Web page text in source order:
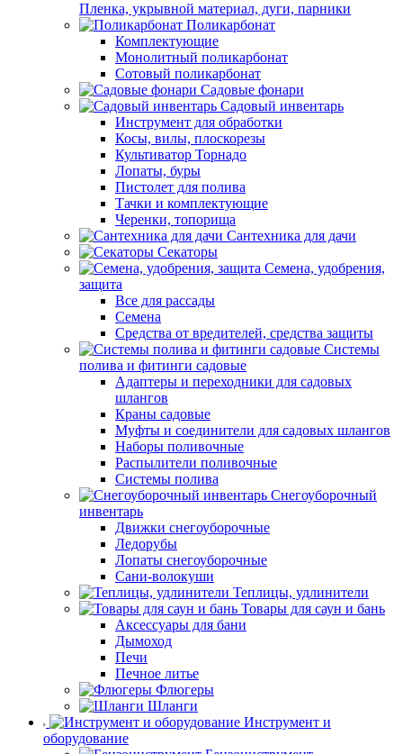
Пленка, укрывной материал, дуги, парники
Поликарбонат
Комплектующие
Монолитный поликарбонат
Сотовый поликарбонат
Садовые фонари
Садовый инвентарь
Инструмент для обработки
Косы, вилы, плоскорезы
Культиватор Торнадо
Лопаты, буры
Пистолет для полива
Тачки и комплектующие
Черенки, топорища
Сантехника для дачи
Секаторы
Семена, удобрения,
защита
Все для рассады
Семена
Средства от вредителей, средства защиты
Системы
полива и фитинги садовые
Адаптеры и переходники для садовых
шлангов
Краны садовые
Муфты и соединители для садовых шлангов
Наборы поливочные
Распылители поливочные
Системы полива
Снегоуборочный
инвентарь
Движки снегоуборочные
Ледорубы
Лопаты снегоуборочные
Сани-волокуши
Теплицы, удлинители
Товары для саун и бань
Аксессуары для бани
Дымоход
Печи
Печное литье
Флюгеры
Шланги
Инструмент и
оборудование